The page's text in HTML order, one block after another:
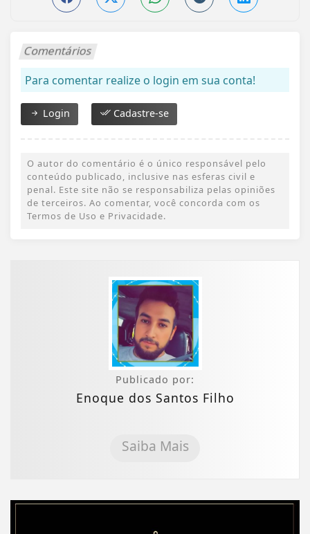
Comentários
Para comentar realize o login em sua conta!
Login Cadastre-se
O autor do comentário é o único responsável pelo
conteúdo publicado, inclusive nas esferas civil e
penal. Este site não se responsabiliza pelas opiniões
de terceiros. Ao comentar, você concorda com os
Termos de Uso e Privacidade.
Publicado por:
Enoque dos Santos Filho
Saiba Mais